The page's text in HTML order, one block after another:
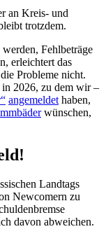
an Kreis- und
trotzdem.
Fehlbeträge
erleichtert das
Probleme nicht.
2026, zu dem wir –
angemeldet haben,
wünschen,
Landtags
Newcomern zu
davon abweichen.